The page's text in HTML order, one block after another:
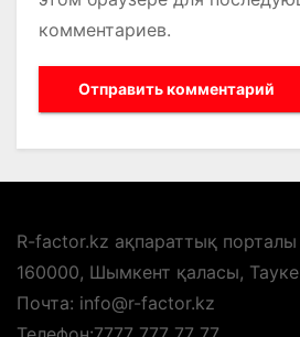
комментариев.
R-factor.kz ақпараттық порталы
160000, Шымкент қаласы, Тауке
Почта: info@r-factor.kz